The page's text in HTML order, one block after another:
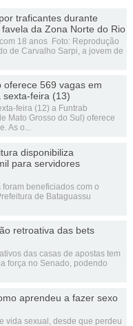
traficantes durante
da Zona Norte do Rio
18 anos Foto: Reprodução
de Carvalho Sarpi, a jovem de
oferece 569 vagas em
sexta-feira (13)
feira (12) a Funtrab
Mato Grosso do Sul) oferece
As o...
disponibiliza
para servidores
beneficiados com o
de Bataguassu
retroativa das bets
das casas de apostas tem
força no Senado, podendo
aprendeu a fazer sexo
vida sexual, desde que perdeu